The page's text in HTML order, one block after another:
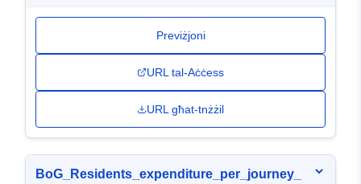
Previżjoni
URL tal-Aċċess
URL għat-tnżżil
BoG_Residents_expenditure_per_journey_